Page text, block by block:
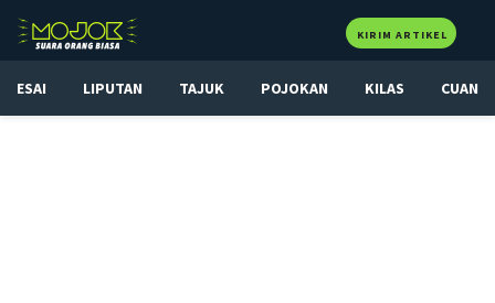
KIRIM ARTIKEL
ESAI LIPUTAN TAJUK POJOKAN KILAS CUAN